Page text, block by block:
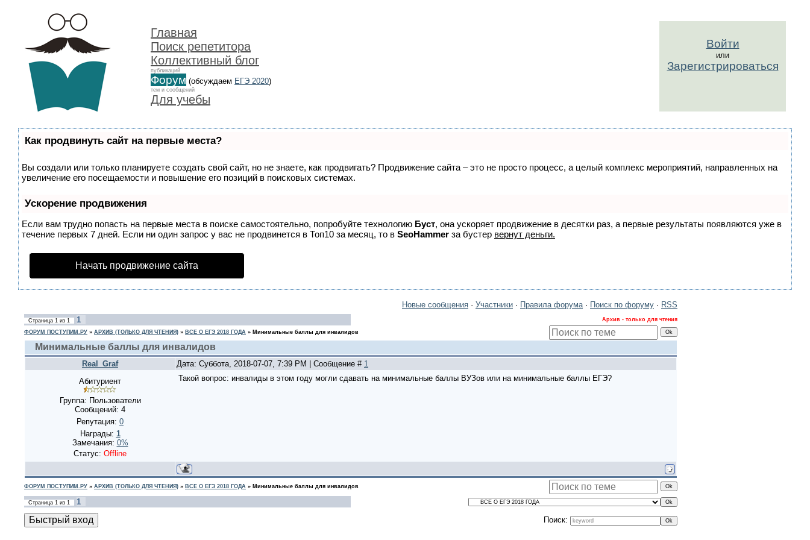
Главная
Поиск репетитора
Коллективный блог
публикаций
Форум (обсуждаем ЕГЭ 2020)
тем и сообщений
Для учебы
Войти
или
Зарегистрироваться
Как продвинуть сайт на первые места?
Вы создали или только планируете создать свой сайт, но не знаете, как продвигать? Продвижение сайта – это не просто процесс, а целый комплекс мероприятий, направленных на
увеличение его посещаемости и повышение его позиций в поисковых системах.
Ускорение продвижения
Если вам трудно попасть на первые места в поиске самостоятельно, попробуйте технологию Буст, она ускоряет продвижение в десятки раз, а первые результаты появляются уже в
течение первых 7 дней. Если ни один запрос у вас не продвинется в Топ10 за месяц, то в SeoHammer за бустер вернут деньги.
Начать продвижение сайта
Новые сообщения · Участники · Правила форума· Поиск по форуму · RSS
Страница 1 из 1 1 Архив - только для чтения
ФОРУМ ПОСТУПИМ.РУ » АРХИВ (ТОЛЬКО ДЛЯ ЧТЕНИЯ) » ВСЕ О ЕГЭ 2018 ГОДА » Минимальные баллы для инвалидов
Минимальные баллы для инвалидов
Real_Graf Дата: Суббота, 2018-07-07, 7:39 PM | Сообщение # 1
Абитуриент
Группа: Пользователи
Сообщений: 4
Репутация: 0
Награды: 1
Замечания: 0%
Статус: Offline
Такой вопрос: инвалиды в этом году могли сдавать на минимальные баллы ВУЗов или на минимальные баллы ЕГЭ?
ФОРУМ ПОСТУПИМ.РУ » АРХИВ (ТОЛЬКО ДЛЯ ЧТЕНИЯ) » ВСЕ О ЕГЭ 2018 ГОДА » Минимальные баллы для инвалидов
Страница 1 из 1
1
Поиск: